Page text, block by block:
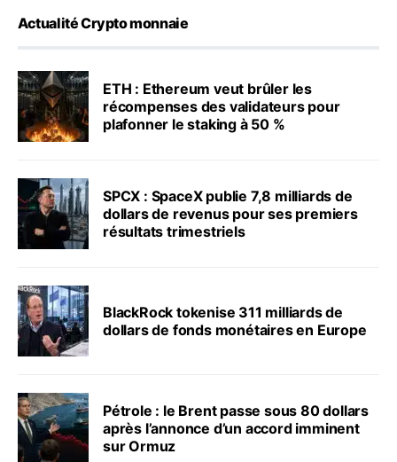
Actualité Crypto monnaie
ETH : Ethereum veut brûler les
récompenses des validateurs pour
plafonner le staking à 50 %
SPCX : SpaceX publie 7,8 milliards de
dollars de revenus pour ses premiers
résultats trimestriels
BlackRock tokenise 311 milliards de
dollars de fonds monétaires en Europe
Pétrole : le Brent passe sous 80 dollars
après l’annonce d’un accord imminent
sur Ormuz